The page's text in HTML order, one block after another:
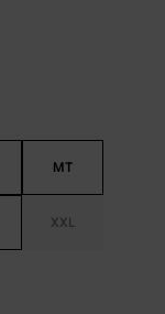
MT
XXL